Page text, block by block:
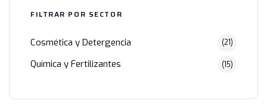
FILTRAR POR SECTOR
Cosmética y Detergencia (21)
Química y Fertilizantes (15)